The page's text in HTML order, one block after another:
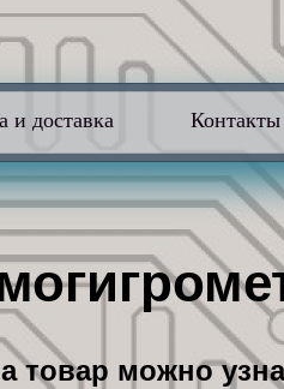
и доставка Контакты
товар можно